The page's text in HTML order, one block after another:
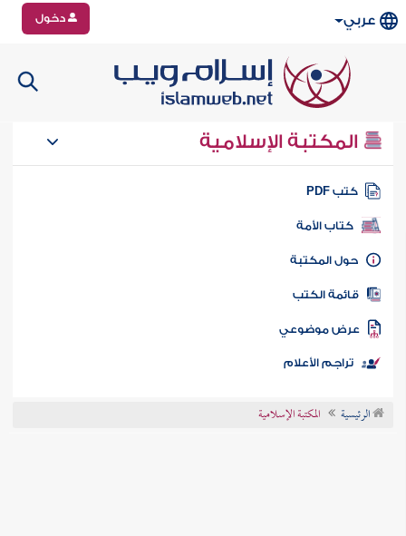
عربي دخول
المكتبة الإسلامية
كتب PDF
كتاب الأمة
المكتبة
الكتب
موضوعي
تراجم الأعلام
الرئيسية المكتبة الإسلامية